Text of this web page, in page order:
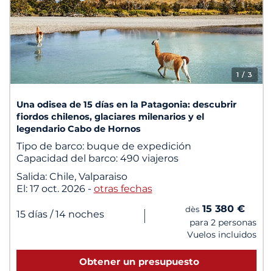
1 / 3
Una odisea de 15 días en la Patagonia: descubrir
fiordos chilenos, glaciares milenarios y el
legendario Cabo de Hornos
Tipo de barco: buque de expedición
Capacidad del barco: 490 viajeros
Salida: Chile, Valparaiso
El: 17 oct. 2026 - otras fechas
15 días / 14 noches | dès 15 380 €
para 2 personas
Vuelos incluidos
Obtener un presupuesto